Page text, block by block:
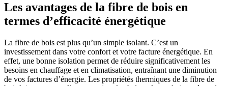
Les avantages de la fibre de bois en
termes d’efficacité énergétique
La fibre de bois est plus qu’un simple isolant. C’est un
investissement dans votre confort et votre facture énergétique. En
effet, une bonne isolation permet de réduire significativement les
besoins en chauffage et en climatisation, entraînant une diminution
de vos factures d’énergie. Les propriétés thermiques de la fibre de